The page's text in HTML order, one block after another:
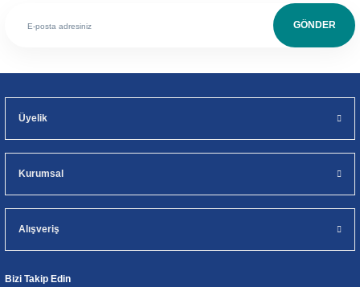
GÖNDER
Üyelik
Kurumsal
Alışveriş
Bizi Takip Edin